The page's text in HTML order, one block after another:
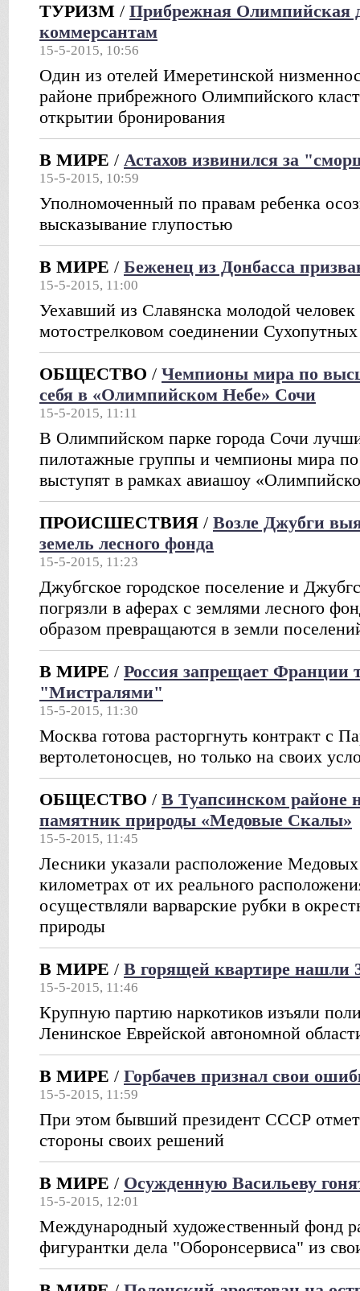
ТУРИЗМ / Прибрежная Олимпийская
коммерсантам
15-5-2015, 10:56
Один из отелей Имеретинской
районе прибрежного Олимпийского
открытии бронирования
В МИРЕ / Астахов извинился за
15-5-2015, 10:59
Уполномоченный по правам ребенка
высказывание глупостью
В МИРЕ / Беженец из Донбасса
15-5-2015, 11:00
Уехавший из Славянска молодой человек
мотострелковом соединении
ОБЩЕСТВО / Чемпионы мира по
себя в «Олимпийском Небе» Сочи
15-5-2015, 11:11
В Олимпийском парке города Сочи
пилотажные группы и чемпионы мира
выступят в рамках авиашоу
ПРОИСШЕСТВИЯ / Возле Джубги
земель лесного фонда
15-5-2015, 11:23
Джубгское городское поселение и
погрязли в аферах с землями лесного
образом превращаются в земли
В МИРЕ / Россия запрещает Франции
"Мистралями"
15-5-2015, 11:30
Москва готова расторгнуть контракт с
вертолетоносцев, но только на своих
ОБЩЕСТВО / В Туапсинском районе
памятник природы «Медовые Скалы»
15-5-2015, 11:45
Лесники указали расположение Медовых
километрах от их реального
осуществляли варварские рубки в
природы
В МИРЕ / В горящей квартире нашли
15-5-2015, 11:46
Крупную партию наркотиков изъяли
Ленинское Еврейской автономной
В МИРЕ / Горбачев признал свои
15-5-2015, 11:59
При этом бывший президент СССР
стороны своих решений
В МИРЕ / Осужденную Васильеву
15-5-2015, 12:01
Международный художественный фонд
фигурантки дела "Оборонсервиса" из